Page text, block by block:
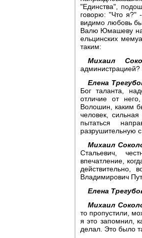
"Единства",
говорю: "Что я?"
видимо любовь
Валю Юмашеву на
ельцинских
таким:
Михаил
администрацией?
Елена
Бог таланта,
отличие от
Волошин, каким
человек,
пытаться
разрушительную
Михаил
Стальевич,
впечатление,
действительно,
Владимирович
Елена
Михаил
то пропустили,
я это запомнил,
делал. Это было